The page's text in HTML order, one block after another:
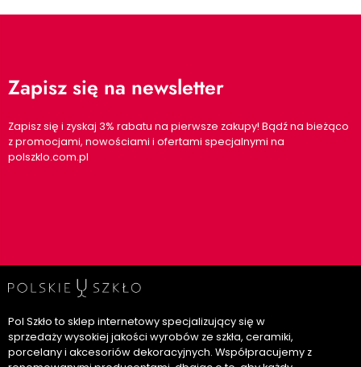
Zapisz się na newsletter
Zapisz się i zyskaj 3% rabatu na pierwsze zakupy! Bądź na bieżąco
z promocjami, nowościami i ofertami specjalnymi na
polszklo.com.pl
Pol Szkło to sklep internetowy specjalizujący się w
sprzedaży wysokiej jakości wyrobów ze szkła, ceramiki,
porcelany i akcesoriów dekoracyjnych. Współpracujemy z